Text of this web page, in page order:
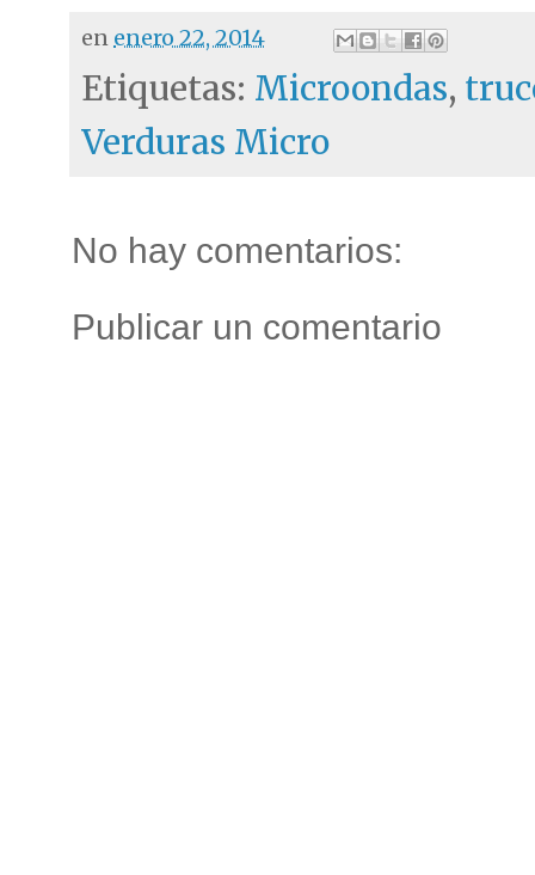
en enero 22, 2014
Etiquetas: Microondas,
Verduras Micro
No hay comentarios:
Publicar un comentario